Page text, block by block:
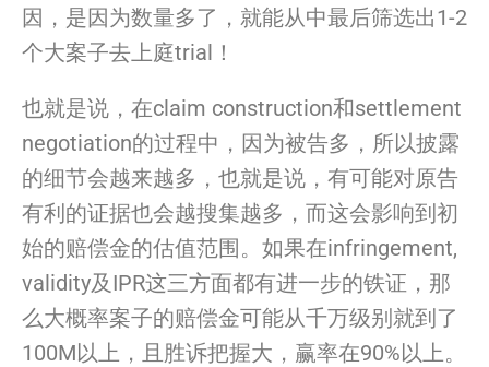
因，是因为数量多了， 就能从中最后筛选出1-2
个大案子去上庭trial！
也就是说，在claim construction和settlement
negotiation的过程中，因为被告多， 所以披露
的细节会越来越多，也就是说， 有可能对原告
有利的证据也会越搜集越多， 而这会影响到初
始的赔偿金的估值范围。 如果在infringement,
validity及IPR这三方面都有进一步的铁证， 那
么大概率案子的赔偿金可能从千万级别就到了
100M以上， 且胜诉把握大，赢率在90%以上。